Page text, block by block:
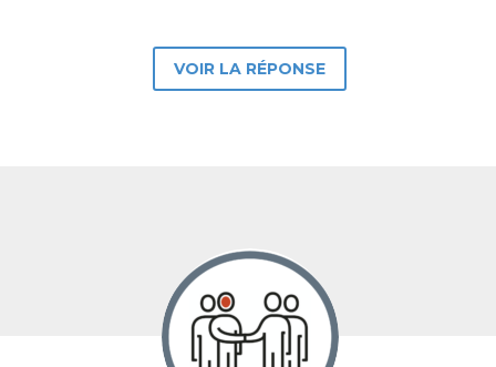
VOIR LA RÉPONSE